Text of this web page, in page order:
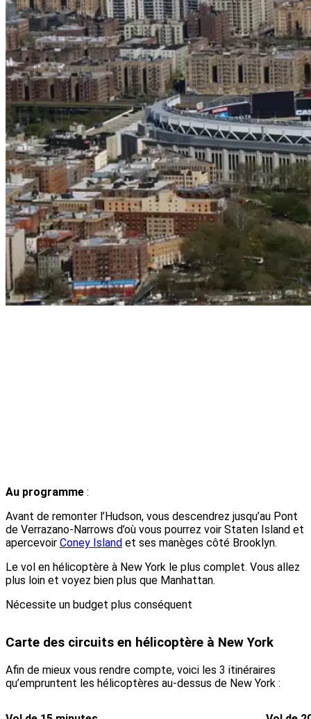
Au programme :
Avant de remonter l’Hudson, vous descendrez jusqu’au Pont
de Verrazano-Narrows d’où vous pourrez voir Staten Island et
apercevoir Coney Island et ses manèges côté Brooklyn.
Le vol en hélicoptère à New York le plus complet. Vous allez
plus loin et voyez bien plus que Manhattan.
Nécessite un budget plus conséquent
Carte des circuits en hélicoptère à New York
Afin de mieux vous rendre compte, voici les 3 itinéraires
qu’empruntent les hélicoptères au-dessus de New York :